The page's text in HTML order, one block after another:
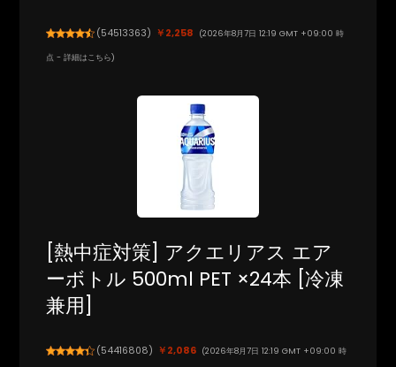
(54513363) ￥2,258 (2026年8月7日 12:19 GMT +09:00 時
点 -詳細はこちら)
[熱中症対策] アクエリアス エア
ーボトル 500ml PET ×24本 [冷凍
兼用]
(54416808) ￥2,086 (2026年8月7日 12:19 GMT +09:00 時